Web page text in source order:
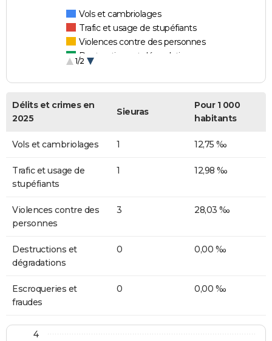
Vols et cambriolages
Trafic et usage de stupéfiants
Violences contre des personnes
Destructions et dégradations
1/2
Délits et crimes en
2025
Sieuras
Pour 1 000
habitants
Vols et cambriolages 1 12,75 ‰
Trafic et usage de
stupéfiants
1 12,98 ‰
Violences contre des
personnes
3 28,03 ‰
Destructions et
dégradations
0 0,00 ‰
Escroqueries et
fraudes
0 0,00 ‰
4